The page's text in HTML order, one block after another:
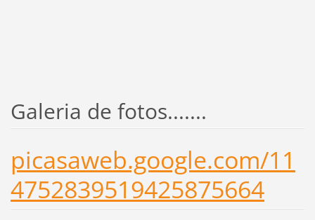
Galeria de fotos.......
picasaweb.google.com/11
4752839519425875664